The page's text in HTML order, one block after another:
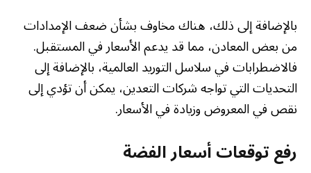
بالإضافة إلى ذلك، هناك مخاوف بشأن ضعف الإمدادات
من بعض المعادن، مما قد يدعم الأسعار في المستقبل.
فالاضطرابات في سلاسل التوريد العالمية، بالإضافة إلى
التحديات التي تواجه شركات التعدين، يمكن أن تؤدي إلى
نقص في المعروض وزيادة في الأسعار.
رفع توقعات أسعار الفضة